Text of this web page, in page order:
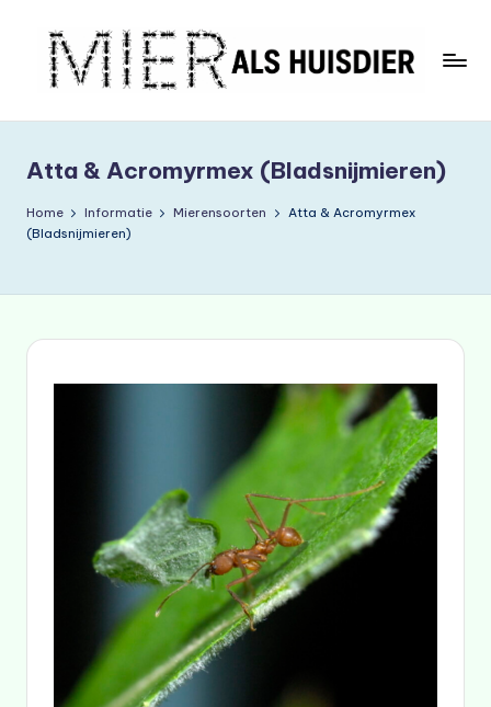
inhoud
r
A
H
Atta & Acromyrmex (Bladsnijmieren)
Home Informatie Mierensoorten
Atta & Acromyrmex
(Bladsnijmieren)